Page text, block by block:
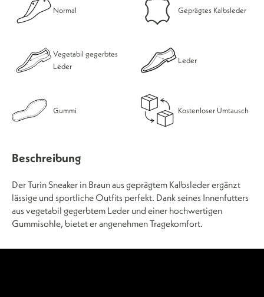
Normal Geprägtes Kalbsleder
Vegetabil gegerbtes
Leder
Leder
Gummi Kostenloser Umtausch
Beschreibung
Der Turin Sneaker in Braun aus geprägtem Kalbsleder ergänzt
lässige und sportliche Outfits perfekt. Dank seines Innenfutters
aus vegetabil gegerbtem Leder und einer hochwertigen
Gummisohle, bietet er angenehmen Tragekomfort.